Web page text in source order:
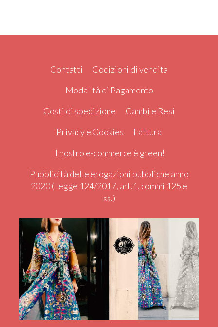
Contatti
Codizioni di vendita
Modalità di Pagamento
Costi di spedizione
Cambi e Resi
Privacy e Cookies
Fattura
Il nostro e-commerce è green!
Pubblicità delle erogazioni pubbliche anno
2020 (Legge 124/2017, art.1, commi 125 e
ss.)